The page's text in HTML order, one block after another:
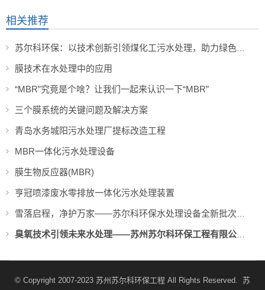
相关推荐
膜技术在水处理中的应用
“MBR”究竟是个啥？让我们一起来认识一下“MBR”
三个膜系统的关键问题及解决方案
青岛水务城阳污水处理厂提标改造工程
MBR一体化污水处理设备
膜生物反应器(MBR)
亨冠喷漆废水零排放一体化污水处理装置
© Copyright 2007-2023 苏州苏尔科环保工程 All Rights Reserved. 苏